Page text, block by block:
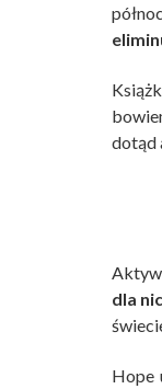
dotąd
dla
Hope